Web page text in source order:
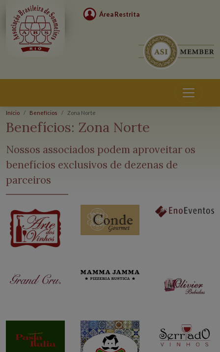
Área Restrita
Início Benefícios Zona Norte
Benefícios: Zona Norte
Nossos associados podem aproveitar os
benefícios exclusivos de dezenas de
parceiros